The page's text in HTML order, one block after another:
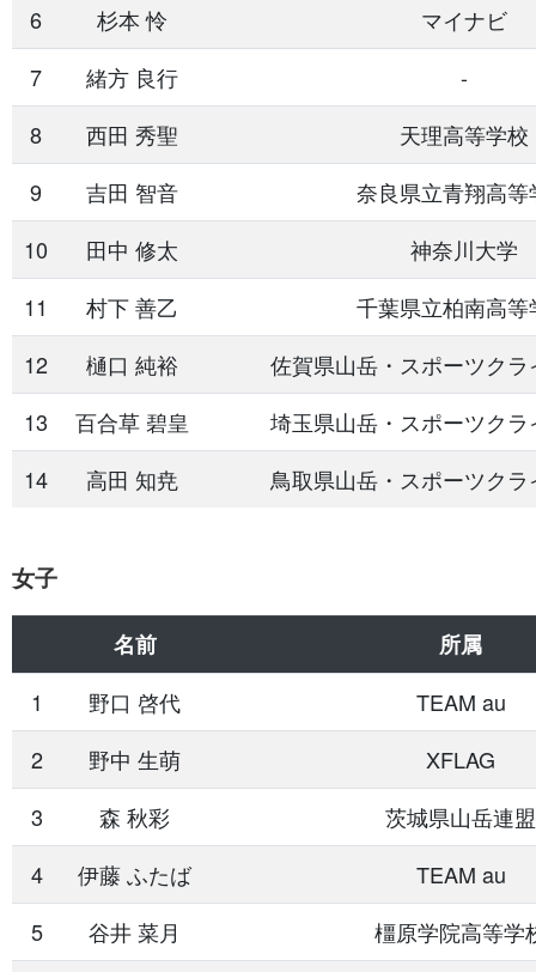
6 杉本 怜
マイナビ
7
緒方 良行
-
8
西田 秀聖
天理高等学校
9
吉田 智音
奈良県立青翔高等
10
田中 修太
神奈川大学
11
村下 善乙
千葉県立柏南高等
12
樋口 純裕
佐賀県山岳・スポーツク
13
百合草 碧皇
埼玉県山岳・スポーツク
14
高田 知尭 鳥取県山岳・スポーツク
女子
名前
所属
1
野口 啓代
TEAM au
2
野中 生萌
XFLAG
3
森 秋彩
茨城県山岳連盟
4
伊藤 ふたば
TEAM au
5
谷井 菜月
橿原学院高等学